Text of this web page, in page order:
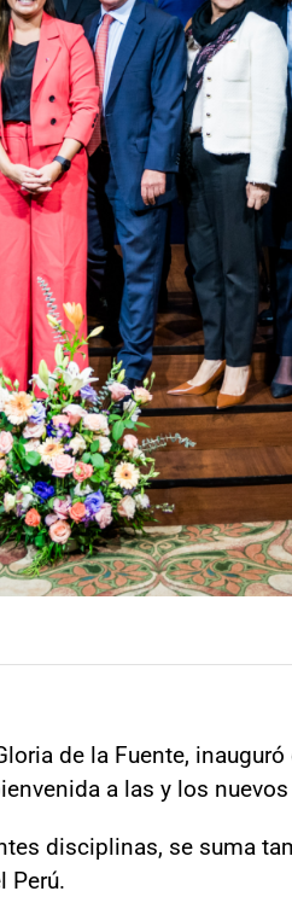
de la Fuente,
a las y los
disciplinas, se suma
Perú.